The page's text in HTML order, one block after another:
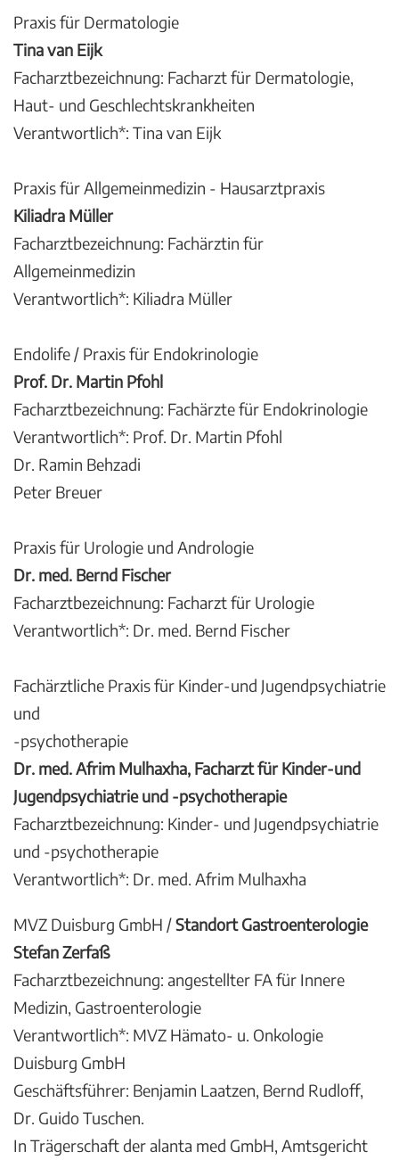
Praxis für Dermatologie
Tina van Eijk
Facharztbezeichnung: Facharzt für Dermatologie,
Haut- und Geschlechtskrankheiten
Verantwortlich*: Tina van Eijk
Praxis für Allgemeinmedizin - Hausarztpraxis
Kiliadra Müller
Facharztbezeichnung: Fachärztin für
Allgemeinmedizin
Verantwortlich*: Kiliadra Müller
Endolife / Praxis für Endokrinologie
Prof. Dr. Martin Pfohl
Facharztbezeichnung: Fachärzte für Endokrinologie
Verantwortlich*: Prof. Dr. Martin Pfohl
Dr. Ramin Behzadi
Peter Breuer
Praxis für Urologie und Andrologie
Dr. med. Bernd Fischer
Facharztbezeichnung: Facharzt für Urologie
Verantwortlich*: Dr. med. Bernd Fischer
Fachärztliche Praxis für Kinder-und Jugendpsychiatrie
und
-psychotherapie
Dr. med. Afrim Mulhaxha, Facharzt für Kinder-und
Jugendpsychiatrie und -psychotherapie
Facharztbezeichnung: Kinder- und Jugendpsychiatrie
und -psychotherapie
Verantwortlich*: Dr. med. Afrim Mulhaxha
MVZ Duisburg GmbH /Standort Gastroenterologie
Stefan Zerfaß
Facharztbezeichnung: angestellter FA für Innere
Medizin, Gastroenterologie
Verantwortlich*: MVZ Hämato- u. Onkologie
Duisburg GmbH
Geschäftsführer: Benjamin Laatzen, Bernd Rudloff,
Dr. Guido Tuschen.
In Trägerschaft der alanta med GmbH, Amtsgericht